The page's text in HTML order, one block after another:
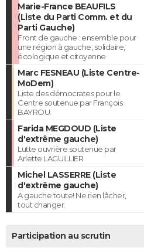
Marie-France BEAUFILS
(Liste du Parti Comm. et du
Parti Gauche)
Front de gauche : ensemble pour
une région à gauche, solidaire,
écologique et citoyenne
Marc FESNEAU (Liste Centre-
MoDem)
Liste des démocrates pour le
Centre soutenue par François
BAYROU.
Farida MEGDOUD (Liste
d'extrême gauche)
Lutte ouvrière soutenue par
Arlette LAGUILLIER
Michel LASSERRE (Liste
d'extrême gauche)
A gauche toute! Ne rien lâcher,
tout changer.
Participation au scrutin